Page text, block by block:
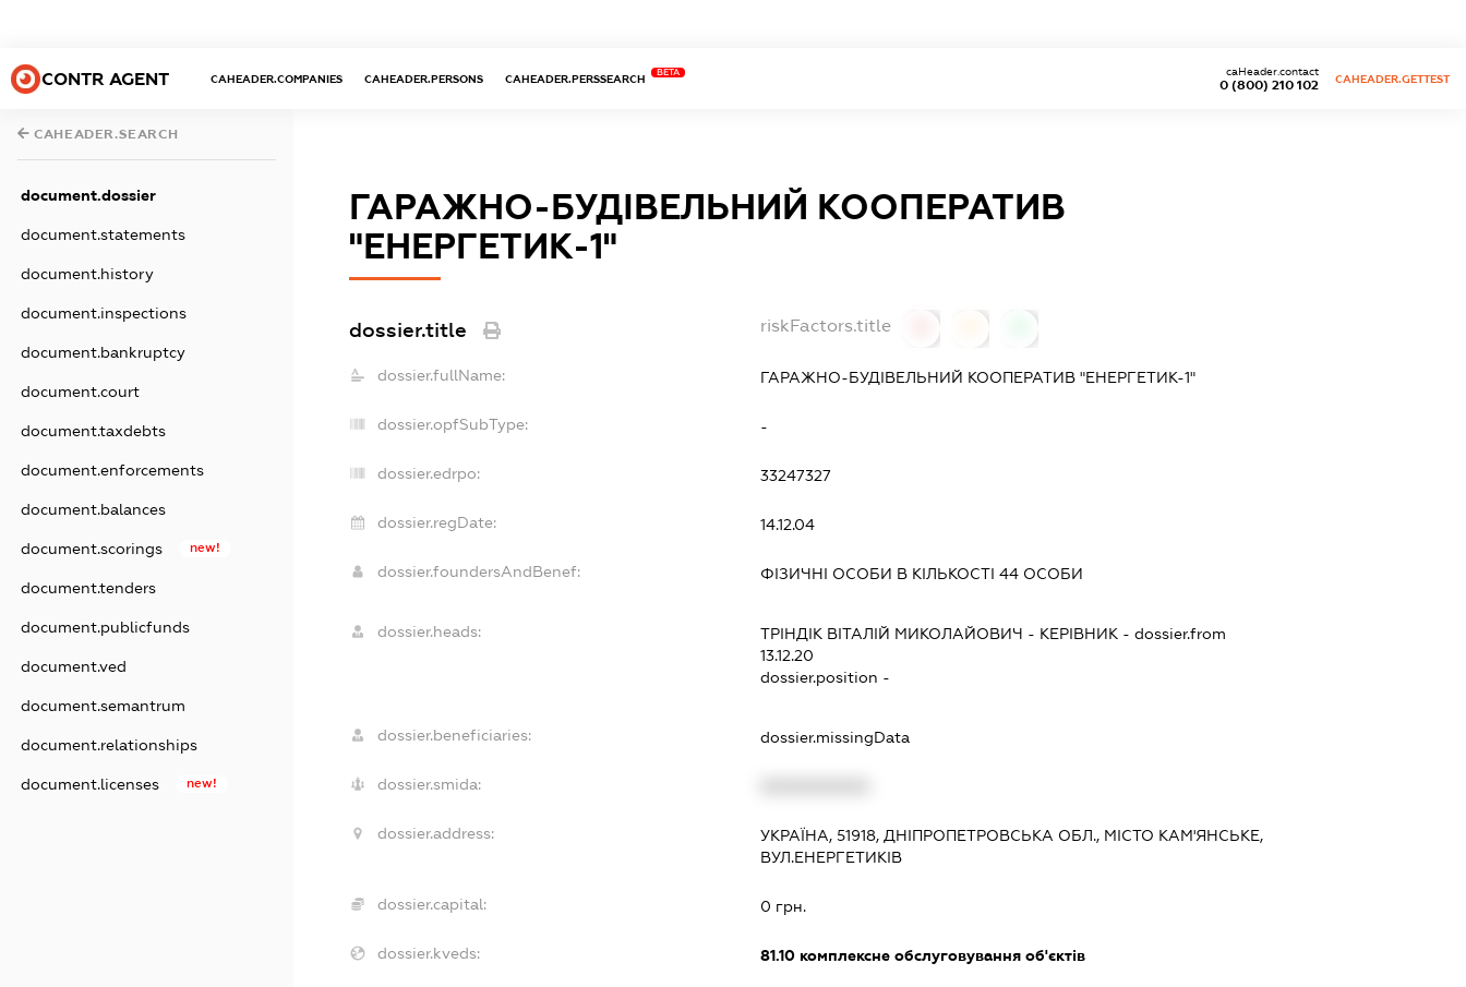
CONTR AGENT CAHEADER.COMPANIES CAHEADER.PERSONS CAHEADER.PERSSEARCH
BETA
0 (800) 210 102
caHeader.contact
CAHEADER.GETTEST
CAHEADER.SEARCH
document.dossier
document.statements
document.history
document.inspections
document.bankruptcy
document.court
document.taxdebts
document.enforcements
document.balances
document.scorings new!
document.tenders
document.publicfunds
document.ved
document.semantrum
document.relationships
document.licenses new!
ГАРАЖНО-БУДІВЕЛЬНИЙ КООПЕРАТИВ
"ЕНЕРГЕТИК-1"
dossier.title riskFactors.title
dossier.fullName: ГАРАЖНО-БУДІВЕЛЬНИЙ КООПЕРАТИВ "ЕНЕРГЕТИК-1"
dossier.opfSubType: -
dossier.edrpo: 33247327
dossier.regDate: 14.12.04
dossier.foundersAndBenef: ФІЗИЧНІ ОСОБИ В КІЛЬКОСТІ 44 ОСОБИ
dossier.heads: ТРІНДІК ВІТАЛІЙ МИКОЛАЙОВИЧ - КЕРІВНИК - dossier.from
13.12.20
dossier.position -
dossier.beneficiaries: dossier.missingData
dossier.smida:
dossier.address:
УКРАЇНА, 51918, ДНІПРОПЕТРОВСЬКА ОБЛ., МІСТО КАМ'ЯНСЬКЕ,
ВУЛ.ЕНЕРГЕТИКІВ
dossier.capital: 0 грн.
dossier.kveds: 81.10 комплексне обслуговування об'єктів